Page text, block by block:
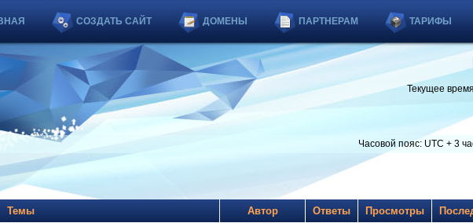
СОЗДАТЬ САЙТ ДОМЕНЫ ПАРТНЕРАМ ТАРИФЫ
Текущее
Часовой пояс: UTC + 3
Темы Автор Ответы Просмотры